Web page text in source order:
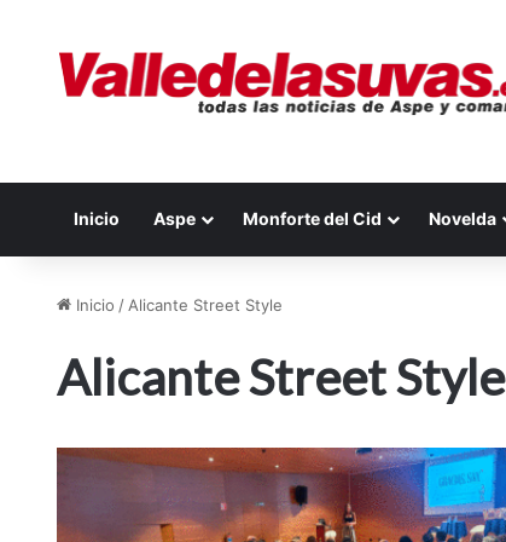
Inicio Aspe Monforte del Cid Novelda
Inicio / Alicante Street Style
Alicante Street Style